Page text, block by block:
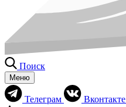
Поиск
Меню
Телеграм Вконтакте